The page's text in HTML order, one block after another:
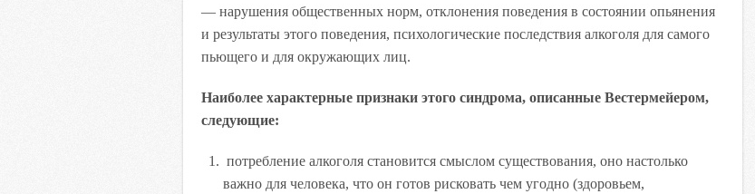
— нарушения общественных норм, отклонения поведения в состоянии опьянения
и результаты этого поведения, психологические последствия алкоголя для самого
пьющего и для окружающих лиц.
Наиболее характерные признаки этого синдрома, описанные Вестермейером,
следующие:
потребление алкоголя становится смыслом существования, оно настолько
важно для человека, что он готов рисковать чем угодно (здоровьем,